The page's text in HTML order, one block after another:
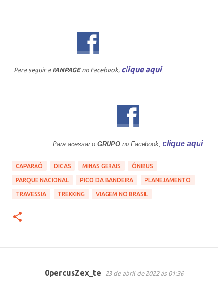
Para seguir a FANPAGEno Facebook, clique aqui
Para acessar o GRUPOno Facebook, clique aqui.
CAPARAÓ DICAS MINAS GERAIS ÔNIBUS
PARQUE NACIONAL PICO DA BANDEIRA PLANEJAMENTO
TRAVESSIA TREKKING VIAGEM NO BRASIL
0percusZex_te 23 de abril de 2022 às 01:36